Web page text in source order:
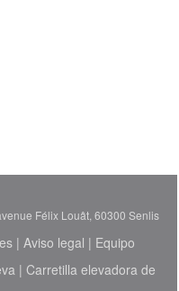
Félix Louât, 60300 Senlis
| Aviso legal | Equipo
| Carretilla elevadora de